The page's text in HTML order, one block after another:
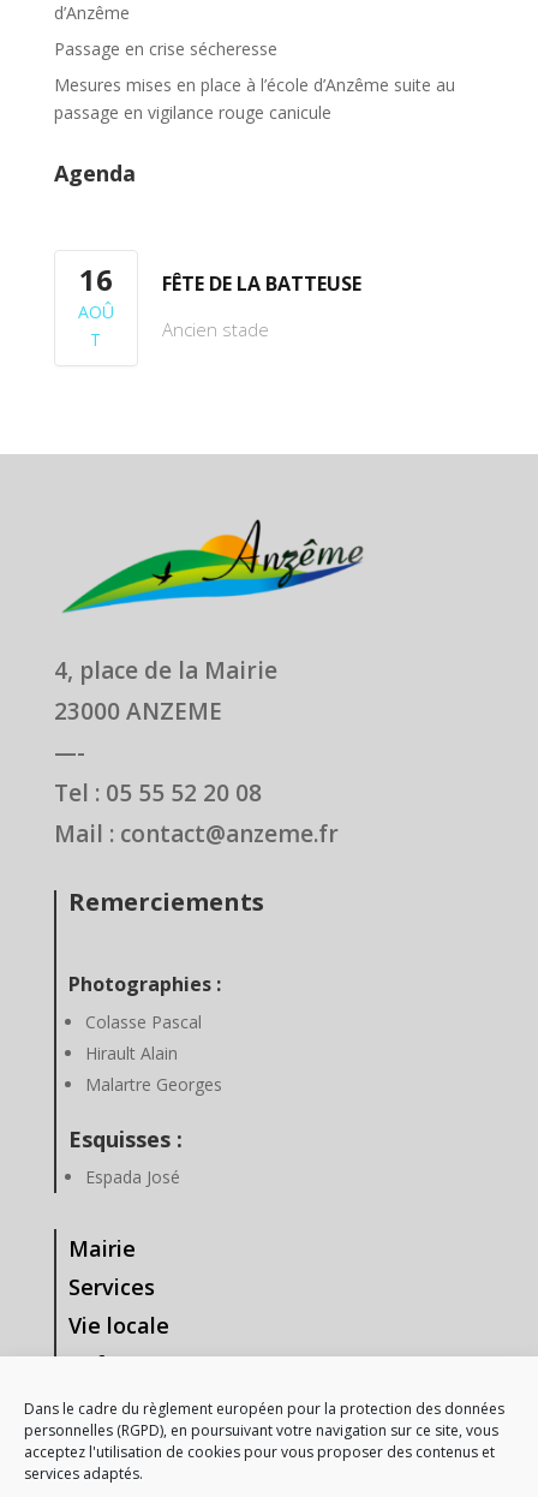
Dans le cadre du règlement européen pour la protection des données
personnelles (RGPD), en poursuivant votre navigation sur ce site, vous
acceptez l'utilisation de cookies pour vous proposer des contenus et
services adaptés.
d’Anzême
Passage en crise sécheresse
Mesures mises en place à l’école d’Anzême suite au
passage en vigilance rouge canicule
Agenda
16
AOÛ
T
FÊTE DE LA BATTEUSE
Ancien stade
4, place de la Mairie
23000 ANZEME
—-
Tel : 05 55 52 20 08
Mail : contact@anzeme.fr
Remerciements
Photographies :
Colasse Pascal
Hirault Alain
Malartre Georges
Esquisses :
Espada José
Mairie
Services
Vie locale
Enfance & Jeunesse
Tourisme & Loisirs
Vie Associative
—-